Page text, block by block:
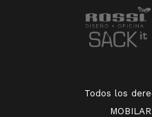
Todos los